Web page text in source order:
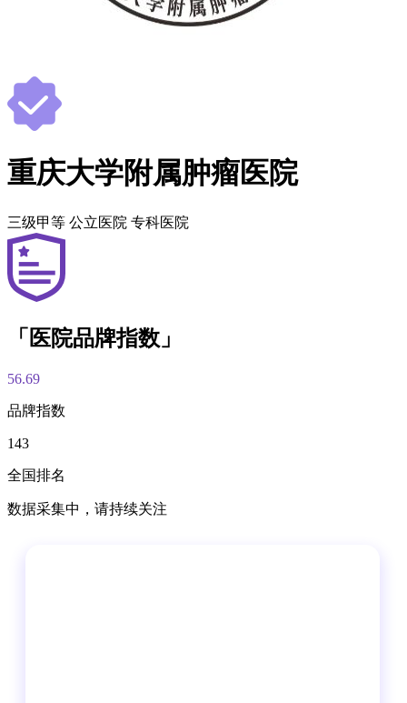
重庆大学附属肿瘤医院
三级甲等 公立医院 专科医院
「医院品牌指数」
56.69
品牌指数
143
全国排名
数据采集中，请持续关注